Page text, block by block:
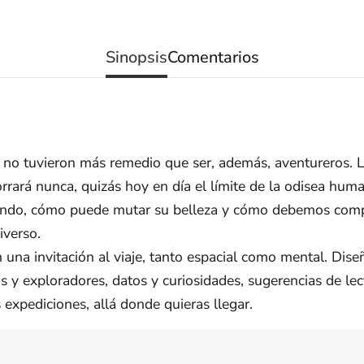
SinopsisComentarios
tuvieron más remedio que ser, además, aventureros.
nunca, quizás hoy en día el límite de la odisea
cómo puede mutar su belleza y cómo debemos
invitación al viaje, tanto espacial como mental.
y exploradores, datos y curiosidades, sugerencias de
allá donde quieras llegar.